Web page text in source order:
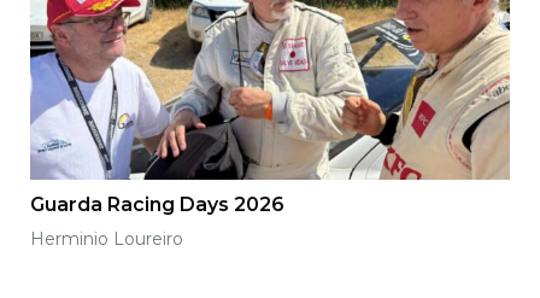
Guarda Racing Days 2026
Herminio Loureiro